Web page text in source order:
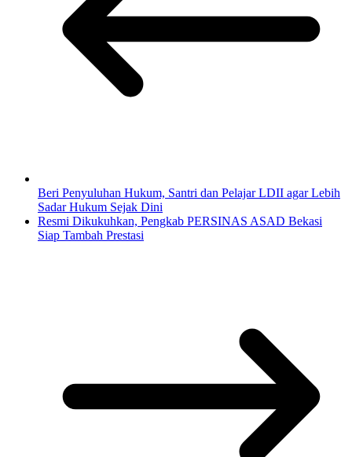
Beri Penyuluhan Hukum, Santri dan Pelajar LDII agar Lebih
Sadar Hukum Sejak Dini
Resmi Dikukuhkan, Pengkab PERSINAS ASAD Bekasi
Siap Tambah Prestasi